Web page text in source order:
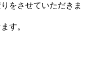
をさせていただきま
す。